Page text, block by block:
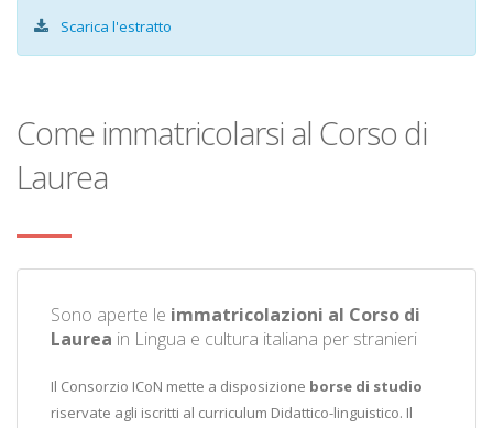
Scarica l'estratto
Come immatricolarsi al Corso di
Laurea
Sono aperte le immatricolazioni al Corso di
Laurea in Lingua e cultura italiana per stranieri
Il Consorzio ICoN mette a disposizione borse di studio
riservate agli iscritti al curriculum Didattico-linguistico. Il